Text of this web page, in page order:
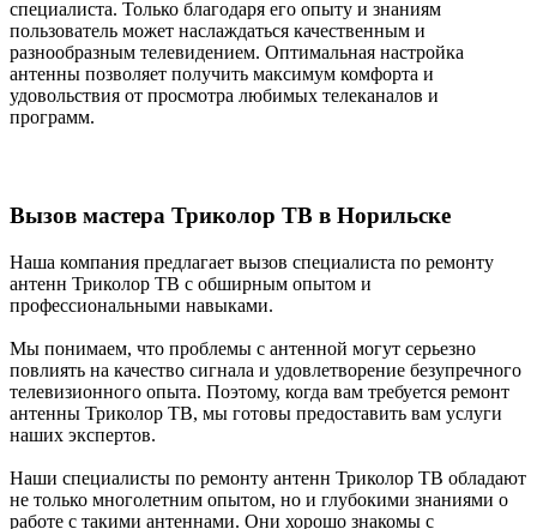
специалиста. Только благодаря его опыту и знаниям
пользователь может наслаждаться качественным и
разнообразным телевидением. Оптимальная настройка
антенны позволяет получить максимум комфорта и
удовольствия от просмотра любимых телеканалов и
программ.
Вызов мастера Триколор ТВ в Норильске
Наша компания предлагает вызов специалиста по ремонту
антенн Триколор ТВ с обширным опытом и
профессиональными навыками.
Мы понимаем, что проблемы с антенной могут серьезно
повлиять на качество сигнала и удовлетворение безупречного
телевизионного опыта. Поэтому, когда вам требуется ремонт
антенны Триколор ТВ, мы готовы предоставить вам услуги
наших экспертов.
Наши специалисты по ремонту антенн Триколор ТВ обладают
не только многолетним опытом, но и глубокими знаниями о
работе с такими антеннами. Они хорошо знакомы с